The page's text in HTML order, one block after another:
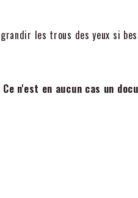
les trous des yeux si
n'est en aucun cas un